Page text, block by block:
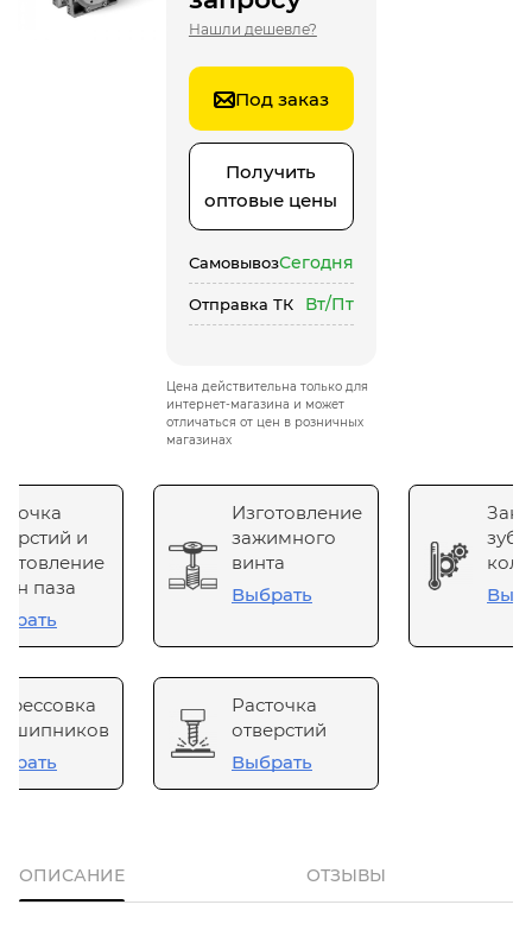
Нашли дешевле?
Под заказ
Получить
оптовые цены
СамовывозСегодня
Отправка ТК Вт/Пт
Цена действительна только для
интернет-магазина и может
отличаться от цен в розничных
магазинах
и
паза
Изготовление
зажимного
винта
Выбрать
Расточка
отверстий
Выбрать
ОПИСАНИЕ ОТЗЫВЫ